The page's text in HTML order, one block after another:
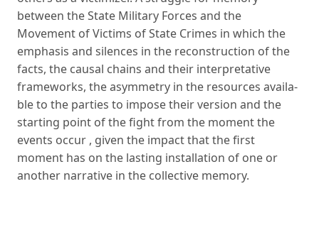
between the State Military Forces and the
Movement of Victims of State Crimes in which the
emphasis and silences in the reconstruction of the
facts, the causal chains and their interpretative
frameworks, the asymmetry in the resources availa­
ble to the parties to impose their version and the
starting point of the fight from the moment the
events occur , given the impact that the first
moment has on the lasting installation of one or
another narrative in the collective memory.